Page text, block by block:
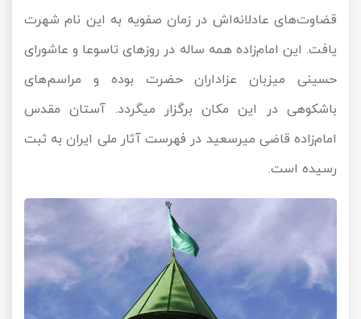
قضاوت‌های عادلانه‌اش در زمان صفویه به این نام شهرت
یافت. این امام‌زاده همه ساله در روزهای تاسوعا و عاشورای
حسینی میزبان عزاداران حضرت بوده و مراسم‌های
باشکوهی در این مکان برگزار می‎گردد. آستان مقدس
امام‌زاده قاضی میرسعید در فهرست آثار ملی ایران به ثبت
رسیده است.